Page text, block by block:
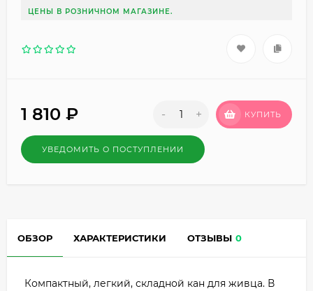
ЦЕНЫ В РОЗНИЧНОМ МАГАЗИНЕ.
1 810 ₽ - + КУПИТЬ
УВЕДОМИТЬ О ПОСТУПЛЕНИИ
ОБЗОР ХАРАКТЕРИСТИКИ ОТЗЫВЫ 0
Компактный, легкий, складной кан для живца. В